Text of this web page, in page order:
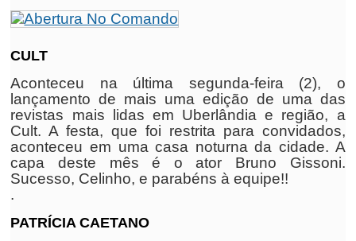
CULT
Aconteceu na última segunda-feira (2), o
lançamento de mais uma edição de uma das
revistas mais lidas em Uberlândia e região, a
Cult. A festa, que foi restrita para convidados,
aconteceu em uma casa noturna da cidade. A
capa deste mês é o ator Bruno Gissoni.
Sucesso, Celinho, e parabéns à equipe!!
.
PATRÍCIA CAETANO